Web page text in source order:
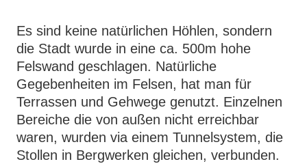
Es sind keine natürlichen Höhlen, sondern
die Stadt wurde in eine ca. 500m hohe
Felswand geschlagen. Natürliche
Gegebenheiten im Felsen, hat man für
Terrassen und Gehwege genutzt. Einzelnen
Bereiche die von außen nicht erreichbar
waren, wurden via einem Tunnelsystem, die
Stollen in Bergwerken gleichen, verbunden.